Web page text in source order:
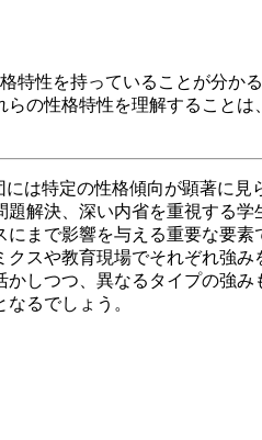
性を持っていることが分か
の性格特性を理解すること
は特定の性格傾向が顕著に
解決、深い内省を重視する
まで影響を与える重要な要
スや教育現場でそれぞれ強
しつつ、異なるタイプの強
るでしょう。